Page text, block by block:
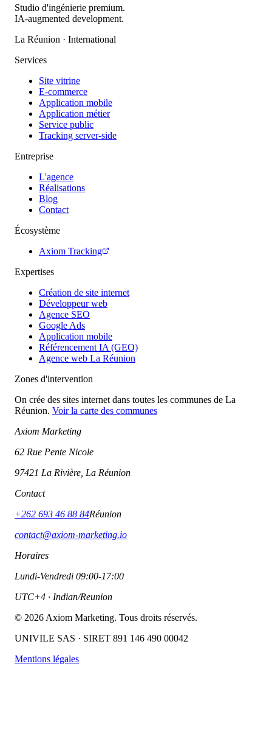
Studio d'ingénierie premium.
IA-augmented development.
La Réunion · International
Services
Site vitrine
E-commerce
Application mobile
Application métier
Service public
Tracking server-side
Entreprise
L'agence
Réalisations
Blog
Contact
Écosystème
Axiom Tracking
Expertises
Création de site internet
Développeur web
Agence SEO
Google Ads
Application mobile
Référencement IA (GEO)
Agence web La Réunion
Zones d'intervention
On crée des sites internet dans toutes les communes de La
Réunion. Voir la carte des communes
Axiom Marketing
62 Rue Pente Nicole
97421 La Rivière, La Réunion
Contact
+262 693 46 88 84Réunion
contact@axiom-marketing.io
Horaires
Lundi-Vendredi 09:00-17:00
UTC+4 · Indian/Reunion
© 2026 Axiom Marketing. Tous droits réservés.
UNIVILE SAS · SIRET 891 146 490 00042
Mentions légales